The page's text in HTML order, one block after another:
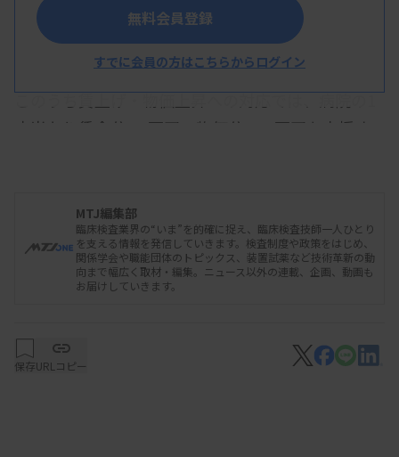
賃上げ3％を想定
このうち賃上げ・物価上昇への対応では、病院の1
床当たり賃金分8.4万円、物価分11.1万円を支援す
アップ評価料を算定しているなどの条件を設ける見
込み。厚労省は、3％の賃上げの半年分を想定して
予算額を積算したが、実際の賃上げ率は各医療機関
の判断となる。
車受け入れ件数（2023年度実績を想定）に応じて1
無料会員登録
すでに会員の方はこちらからログイン
MTJ編集部
臨床検査業界の“いま”を的確に捉え、臨床検査技師一人ひとり
を支える情報を発信していきます。検査制度や政策をはじめ、
関係学会や職能団体のトピックス、装置試薬など技術革新の動
向まで幅広く取材・編集。ニュース以外の連載、企画、動画も
お届けしていきます。
保存URLコピー